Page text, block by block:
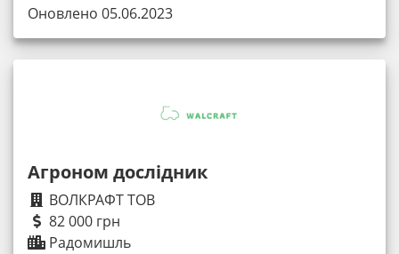
Оновлено 05.06.2023
Агроном дослідник
ВОЛКРАФТ ТОВ
82 000 грн
Радомишль